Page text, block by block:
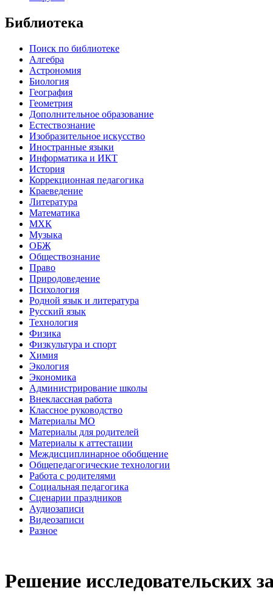
Библиотека
Поиск по библиотеке
Алгебра
Астрономия
Биология
География
Геометрия
Дополнительное образование
Естествознание
Изобразительное искусство
Иностранные языки
Информатика и ИКТ
История
Коррекционная педагогика
Краеведение
Литература
Математика
МХК
Музыка
ОБЖ
Обществознание
Право
Природоведение
Психология
Родной язык и литература
Русский язык
Технология
Физика
Физкультура и спорт
Химия
Экология
Экономика
Администрирование школы
Внеклассная работа
Классное руководство
Материалы МО
Материалы для родителей
Материалы к аттестации
Междисциплинарное обобщение
Общепедагогические технологии
Работа с родителями
Социальная педагогика
Сценарии праздников
Аудиозаписи
Видеозаписи
Разное
Решение исследовательских